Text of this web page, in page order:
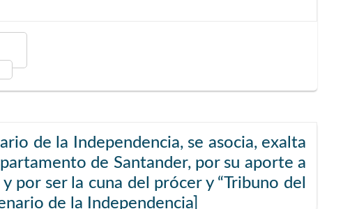
de la Independencia, se asocia, exalta
de Santander, por su aporte a
por ser la cuna del prócer y “Tribuno del
de la Independencia]